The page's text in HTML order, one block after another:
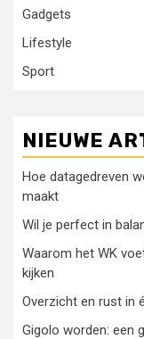
Gadgets
Lifestyle
Sport
NIEUWE
Hoe datagedreven
maakt
Wil je perfect in
Waarom het WK
kijken
Overzicht en rust in
Gigolo worden: een